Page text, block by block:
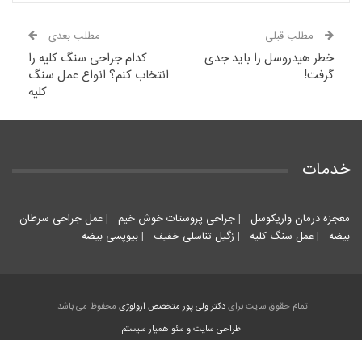
مطلب قبلی
خطر هیدروسل را باید جدی
گرفت!
مطلب بعدی
کدام جراحی سنگ کلیه را
انتخاب کنم؟ انواع عمل سنگ
کلیه
خدمات
معجزه درمان واریکوسل |جراحی پروستات خوش خیم |عمل جراحی سرطان
بیضه |عمل سنگ کلیه | زگیل تناسلی خفیف |بیوپسی بیضه
تمام حقوق سایت برایدکتر ولی پور متخصص ارولوژی محفوظ می باشد.
طراحی سایت و سئو همیار سیستم